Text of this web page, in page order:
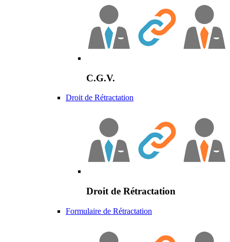
C.G.V.
Droit de Rétractation
Droit de Rétractation
Formulaire de Rétractation